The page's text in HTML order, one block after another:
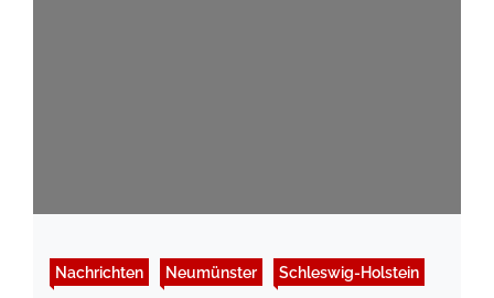
Nachrichten Neumünster Schleswig-Holstein